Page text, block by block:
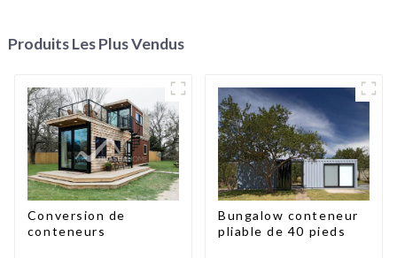
Produits Les Plus Vendus
Conversion de
conteneurs
Bungalow conteneur
pliable de 40 pieds